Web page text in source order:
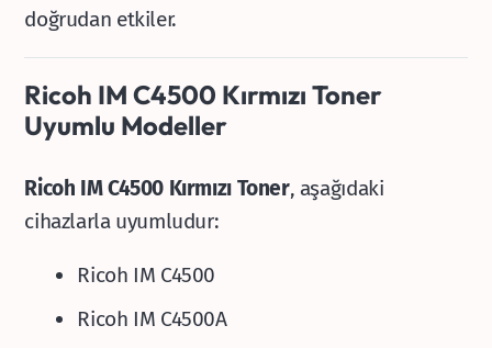
doğrudan etkiler.
Ricoh IM C4500 Kırmızı Toner
Uyumlu Modeller
Ricoh IM C4500 Kırmızı Toner, aşağıdaki
cihazlarla uyumludur:
Ricoh IM C4500
Ricoh IM C4500A